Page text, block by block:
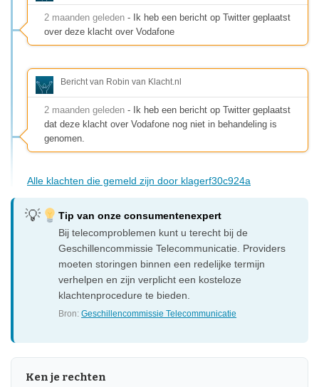
2 maanden geleden - Ik heb een bericht op Twitter geplaatst
over deze klacht over Vodafone
Bericht van Robin van Klacht.nl
2 maanden geleden - Ik heb een bericht op Twitter geplaatst
dat deze klacht over Vodafone nog niet in behandeling is
genomen.
Alle klachten die gemeld zijn door klagerf30c924a
Tip van onze consumentenexpert
Bij telecomproblemen kunt u terecht bij de
Geschillencommissie Telecommunicatie. Providers
moeten storingen binnen een redelijke termijn
verhelpen en zijn verplicht een kosteloze
klachtenprocedure te bieden.
Bron:Geschillencommissie Telecommunicatie
Ken je rechten